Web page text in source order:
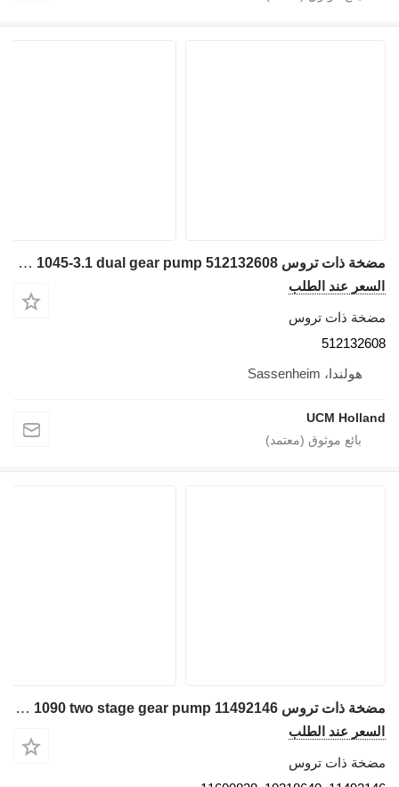
مضخة ذات تروس Liebherr LTM 1045-3.1 dual gear pump 512132608 لـ شاحنة رافعة
السعر عند الطلب
مضخة ذات تروس
512132608
هولندا، Sassenheim
UCM Holland
مضخة ذات تروس Liebherr LTM 1090 two stage gear pump 11492146 لـ شاحنة رافعة
السعر عند الطلب
مضخة ذات تروس